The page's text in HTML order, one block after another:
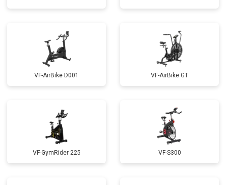
VF-AirBike D001 VF-AirBike GT
VF-GymRider 225 VF-S300